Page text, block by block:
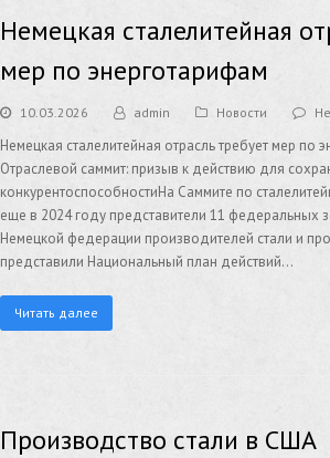
Немецкая сталелитейная
мер по энерготарифам
10.03.2026 admin Новости
Немецкая сталелитейная отрасль требует мер по
Отраслевой саммит: призыв к действию для
конкурентоспособностиНа Саммите по
еще в 2024 году представители 11 федеральных
Немецкой федерации производителей стали и
представили Национальный план действий…
Читать далее
Производство стали в США